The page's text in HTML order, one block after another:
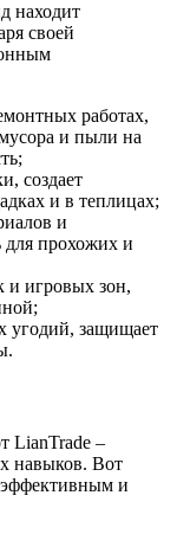
находит
своей
работах,
и пыли на
создает
и в теплицах;
и
для прохожих и
и игровых зон,
угодий, защищает
LianTrade –
навыков. Вот
эффективным и